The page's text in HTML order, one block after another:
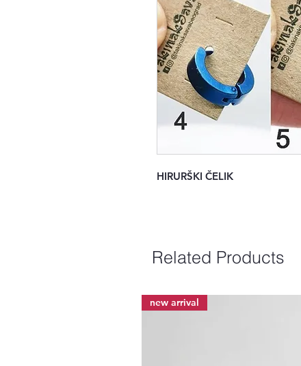
HIRURŠKI ČELIK
Related Products
new arrival